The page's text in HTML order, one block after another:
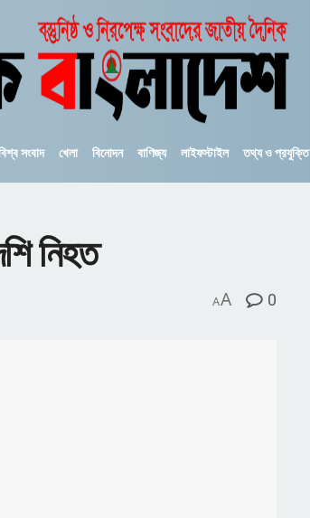
সংবাদ খেলা বিনোদন বাণিজ্য লাইফস্টাইল তথ্য ও প্রযুক্তি
নিহত
AA 0